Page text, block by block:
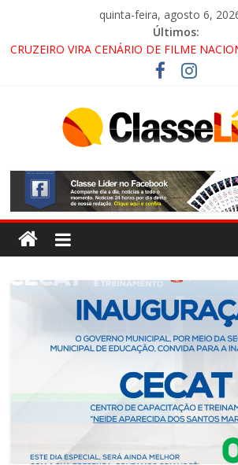
quinta-feira, agosto 6,
Últimos:
CRUZEIRO VIRA CENÁRIO DE FILME
PROMOTOR DO GAECO
ACESSO À APARECIDA NA DUTRA SERÁ
ALTERNATIVAS
LORENA, PINDAMONHANGABA E
PELA FÁBRICA DA COCA-COLA!